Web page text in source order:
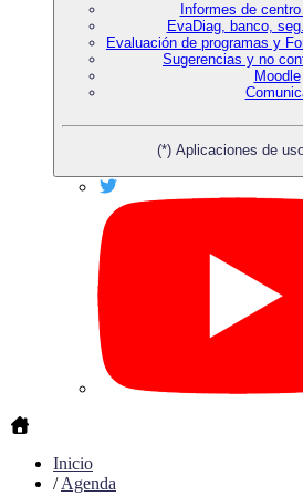
Informes de
EvaDiag, banco,
Evaluación de programas y
Sugerencias y no
Moodle
(*) Aplicaciones de
Inicio
/Agenda